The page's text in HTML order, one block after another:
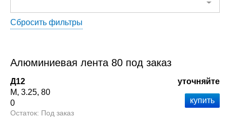
Сбросить фильтры
Алюминиевая лента 80 под заказ
Д12
М 3.25 80
0
Под заказ
уточняйте